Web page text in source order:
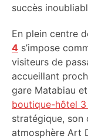
succès
En plein centre
4 s’impose
visiteurs de
accueillant
gare Matabiau
boutique-hôtel
stratégique, son
atmosphère Art